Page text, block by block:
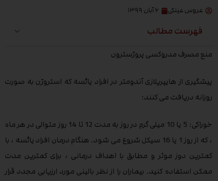
عروس عینکی ۶ آبان ۱۳۹۹
فهرست مطالب
منع مصرف مدروکسی پروژسترون
پیشگیری از هایپرپلازی آندومتر در افراد یائسه که استروژن به صورت
روزانه دریافت می کنند:
خوراکی: 5 یا 10 میلی گرم در روز به مدت 12 تا 14 روز متوالی در هر ماه
، که از روز 1 یا 16 سیکل شروع می شود. هنگام درمان افراد یائسه ، با
کمترین دوز موثر و مطابق با اهداف درمانی ، برای کمترین مدت
ممکن استفاده کنید. بیماران را از نظر بالینی مورد ارزیابی مجدد قرار